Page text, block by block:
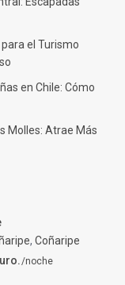
el Turismo
en Chile: Cómo
Molles: Atrae Más
, Coñaripe
/noche